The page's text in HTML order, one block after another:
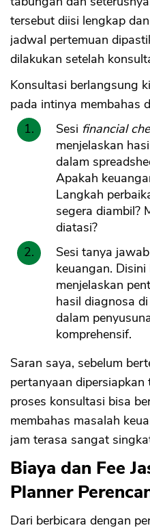
tersebut diisi lengkap
jadwal pertemuan
dilakukan setelah
Konsultasi berlangsung
pada intinya membahas
Sesi financial
menjelaskan
dalam
Apakah
Langkah
segera diambil?
diatasi?
Sesi tanya
keuangan.
menjelaskan
hasil diagnosa
dalam
komprehensif.
Saran saya, sebelum
pertanyaan dipersiapkan
proses konsultasi bisa
membahas masalah
jam terasa sangat
Biaya dan Fee
Planner
Dari berbicara dengan